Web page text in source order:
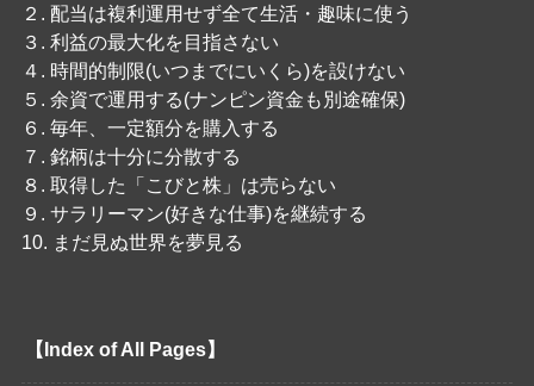
２. 配当は複利運用せず全て生活・趣味に使う
３. 利益の最大化を目指さない
４. 時間的制限(いつまでにいくら)を設けない
５. 余資で運用する(ナンピン資金も別途確保)
６. 毎年、一定額分を購入する
７. 銘柄は十分に分散する
８. 取得した「こびと株」は売らない
９. サラリーマン(好きな仕事)を継続する
10. まだ見ぬ世界を夢見る
【Index of All Pages】